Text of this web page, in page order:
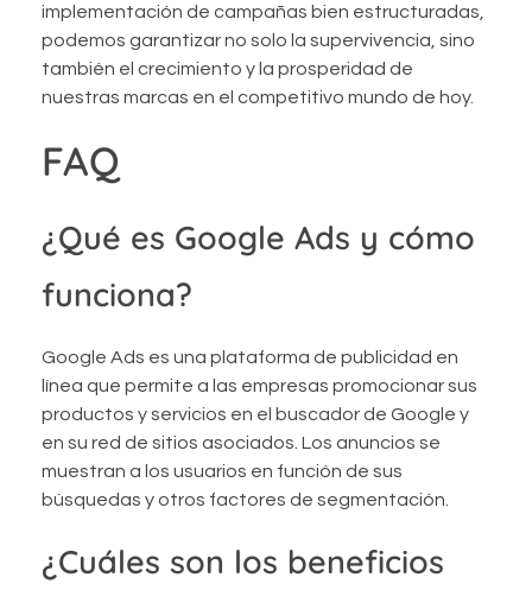
implementación de campañas bien estructuradas,
podemos garantizar no solo la supervivencia, sino
también el crecimiento y la prosperidad de
nuestras marcas en el competitivo mundo de hoy.
FAQ
¿Qué es Google Ads y cómo
funciona?
Google Ads es una plataforma de publicidad en
línea que permite a las empresas promocionar sus
productos y servicios en el buscador de Google y
en su red de sitios asociados. Los anuncios se
muestran a los usuarios en función de sus
búsquedas y otros factores de segmentación.
¿Cuáles son los beneficios